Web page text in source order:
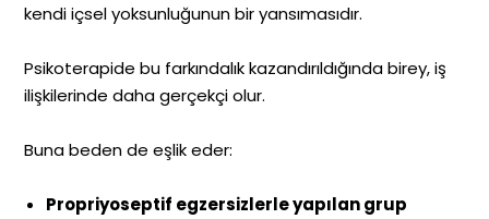
kendi içsel yoksunluğunun bir yansımasıdır.
Psikoterapide bu farkındalık kazandırıldığında birey, iş
ilişkilerinde daha gerçekçi olur.
Buna beden de eşlik eder:
Propriyoseptif egzersizlerle yapılan grup